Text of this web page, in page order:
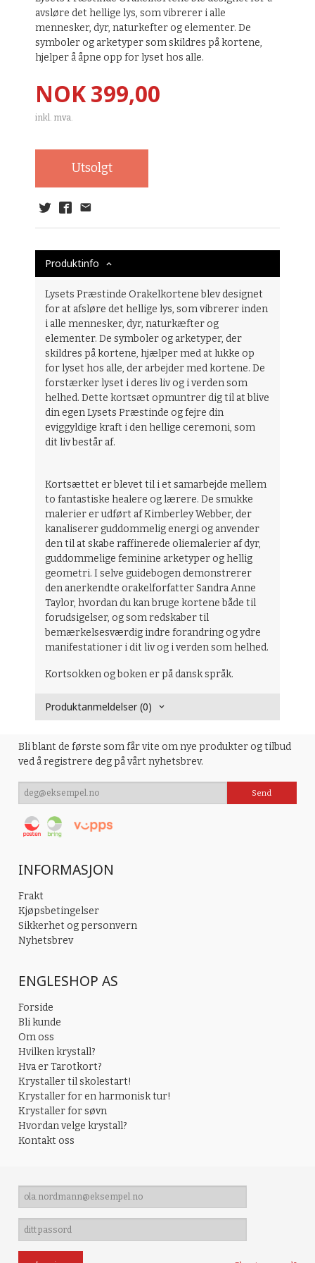
avsløre det hellige lys, som vibrerer i alle
mennesker, dyr, naturkefter og elementer. De
symboler og arketyper som skildres på kortene,
hjelper å åpne opp for lyset hos alle.
Pris
NOK399,00
inkl. mva.
Utsolgt
Produktinfo
Lysets Præstinde Orakelkortene blev designet
for at afsløre det hellige lys, som vibrerer inden
i alle mennesker, dyr, naturkæfter og
elementer. De symboler og arketyper, der
skildres på kortene, hjælper med at lukke op
for lyset hos alle, der arbejder med kortene. De
forstærker lyset i deres liv og i verden som
helhed. Dette kortsæt opmuntrer dig til at blive
din egen Lysets Præstinde og fejre din
eviggyldige kraft i den hellige ceremoni, som
dit liv består af.
Kortsættet er blevet til i et samarbejde mellem
to fantastiske healere og lærere. De smukke
malerier er udført af Kimberley Webber, der
kanaliserer guddommelig energi og anvender
den til at skabe raffinerede oliemalerier af dyr,
guddommelige feminine arketyper og hellig
geometri. I selve guidebogen demonstrerer
den anerkendte orakelforfatter Sandra Anne
Taylor, hvordan du kan bruge kortene både til
forudsigelser, og som redskaber til
bemærkelsesværdig indre forandring og ydre
manifestationer i dit liv og i verden som helhed.
Kortsokken og boken er på dansk språk.
Produktanmeldelser (0)
Bli blant de første som får vite om nye produkter og tilbud
ved å registrere deg på vårt nyhetsbrev.
INFORMASJON
Frakt
Kjøpsbetingelser
Sikkerhet og personvern
Nyhetsbrev
ENGLESHOP AS
Forside
Bli kunde
Om oss
Hvilken krystall?
Hva er Tarotkort?
Krystaller til skolestart!
Krystaller for en harmonisk tur!
Krystaller for søvn
Hvordan velge krystall?
Kontakt oss